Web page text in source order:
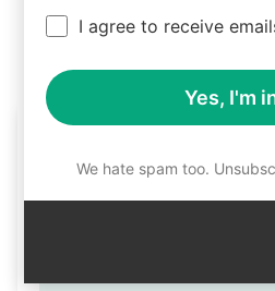
David W Cox
1つの段落を
間らしい難解
I agree to receive
Yes, I'm
We hate spam too.